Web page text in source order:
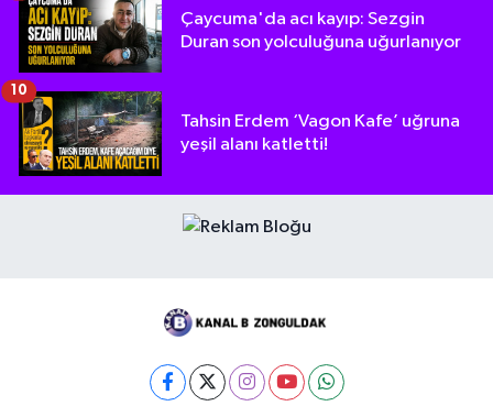
Çaycuma'da acı kayıp: Sezgin
Duran son yolculuğuna uğurlanıyor
Tahsin Erdem ‘Vagon Kafe’ uğruna
yeşil alanı katletti!
10